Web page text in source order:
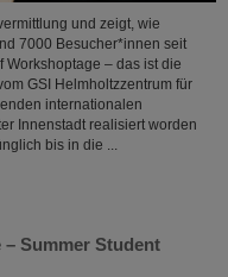
und zeigt, wie
7000 Besucher*innen seit
Workshoptage – das ist die
GSI Helmholtzzentrum für
internationalen
Innenstadt realisiert worden
bis in die ...
Summer Student